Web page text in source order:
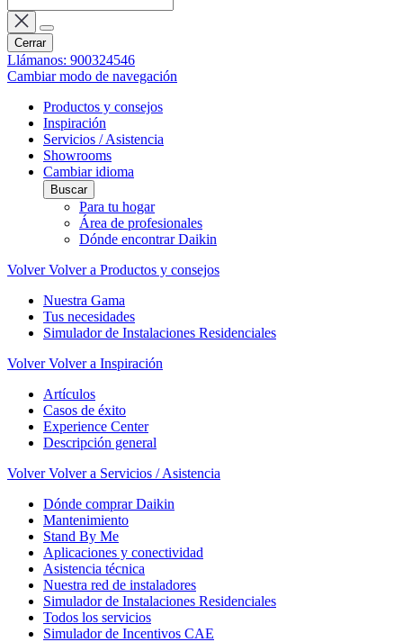
Cerrar
Llámanos: 900324546
Cambiar modo de navegación
Productos y consejos
Inspiración
Servicios / Asistencia
Showrooms
Cambiar idioma
Buscar
Para tu hogar
Área de profesionales
Dónde encontrar Daikin
Volver Volver a Productos y consejos
Nuestra Gama
Tus necesidades
Simulador de Instalaciones Residenciales
Volver Volver a Inspiración
Artículos
Casos de éxito
Experience Center
Descripción general
Volver Volver a Servicios / Asistencia
Dónde comprar Daikin
Mantenimiento
Stand By Me
Aplicaciones y conectividad
Asistencia técnica
Nuestra red de instaladores
Simulador de Instalaciones Residenciales
Todos los servicios
Simulador de Incentivos CAE